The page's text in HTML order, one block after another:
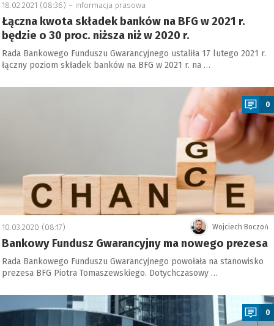
18.02.2021 (08:36) – informacja prasowa
Łączna kwota składek banków na BFG w 2021 r.
będzie o 30 proc. niższa niż w 2020 r.
Rada Bankowego Funduszu Gwarancyjnego ustaliła 17 lutego 2021 r.
łączny poziom składek banków na BFG w 2021 r. na …
0
Wojciech Boczoń
10.03.2020 (08:17)
Bankowy Fundusz Gwarancyjny ma nowego prezesa
Rada Bankowego Funduszu Gwarancyjnego powołała na stanowisko
prezesa BFG Piotra Tomaszewskiego. Dotychczasowy …
0